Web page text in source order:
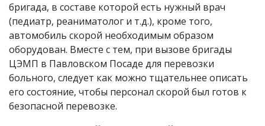
бригада, в составе которой есть нужный врач
(педиатр, реаниматолог и т.д.), кроме того,
автомобиль скорой необходимым образом
оборудован. Вместе с тем, при вызове бригады
ЦЭМП в Павловском Посаде для перевозки
больного, следует как можно тщательнее описать
его состояние, чтобы персонал скорой был готов к
безопасной перевозке.